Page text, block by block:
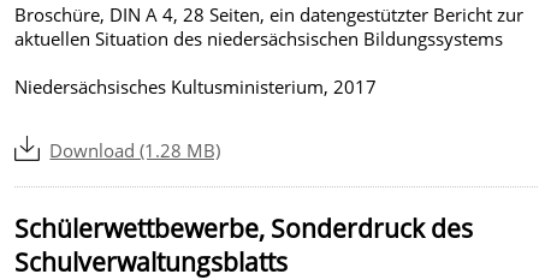
Broschüre, DIN A 4, 28 Seiten, ein datengestützter Bericht zur
aktuellen Situation des niedersächsischen Bildungssystems
Niedersächsisches Kultusministerium, 2017
Download (1.28 MB)
Schülerwettbewerbe, Sonderdruck des
Schulverwaltungsblatts